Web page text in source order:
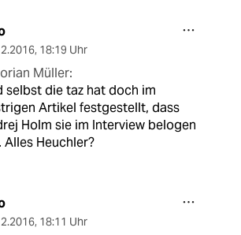
, 18:19 Uhr
Müller:
selbst die taz hat doch im
Artikel festgestellt, dass
Holm sie im Interview belogen
Alles Heuchler?
, 18:11 Uhr